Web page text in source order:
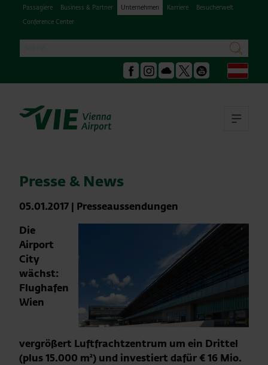
Passagiere Business & Partner Unternehmen Karriere
Besucherwelt
Conference Center
suchen
Facebook
Instagram
Podcast Youtube
Presse & News
05.01.2017 | Presseaussendungen
Die
Airport
City
wächst:
Flughafen
Wien
vergrößert Luftfrachtzentrum um ein Drittel
(plus15.000 m²) und investiert dafür € 16 Mio.